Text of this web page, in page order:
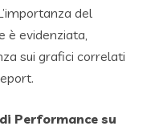
del
è evidenziata,
sui grafici correlati
Performance su